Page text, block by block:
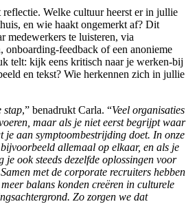
Welke cultuur heerst er in jullie
en wie haakt ongemerkt af? Dit
medewerkers te luisteren, via
onboarding-feedback of een anonieme
telt: kijk eens kritisch naar je werken-bij
en tekst? Wie herkennen zich in jullie
stap,” benadrukt Carla. “Veel organisaties
maar als je niet eerst begrijpt waar
je aan symptoombestrijding doet. In onze
allemaal op elkaar, en als je
ook steeds dezelfde oplossingen voor
met de corporate recruiters hebben
balans konden creëren in culturele
Zo zorgen we dat